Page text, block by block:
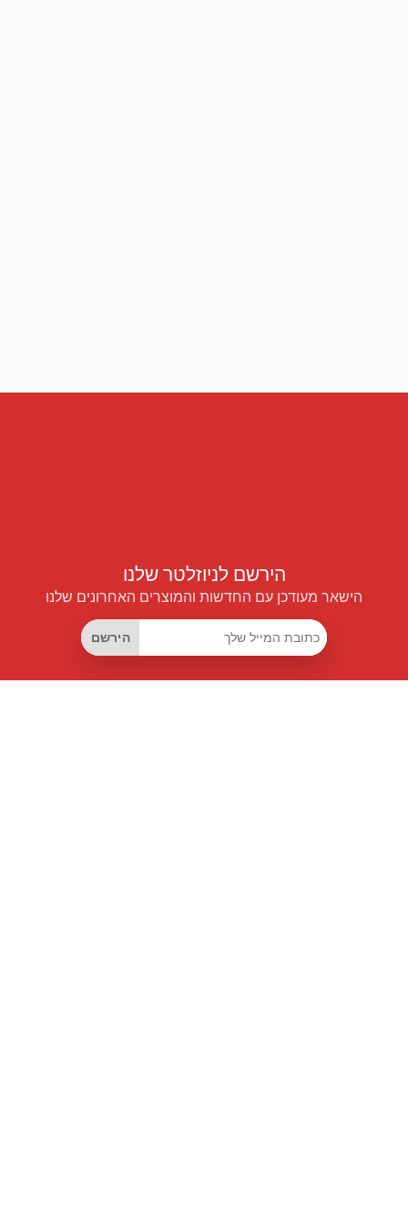
הירשם לניוזלטר שלנו
הישאר מעודכן עם החדשות והמוצרים האחרונים שלנו
הירשם